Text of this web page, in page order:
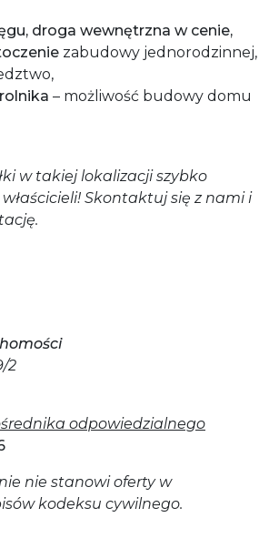
droga wewnętrzna w cenie,
zabudowy jednorodzinnej,
– możliwość budowy domu
w takiej lokalizacji szybko
Skontaktuj się z nami i
2
odpowiedzialnego
nie stanowi oferty w
kodeksu cywilnego.